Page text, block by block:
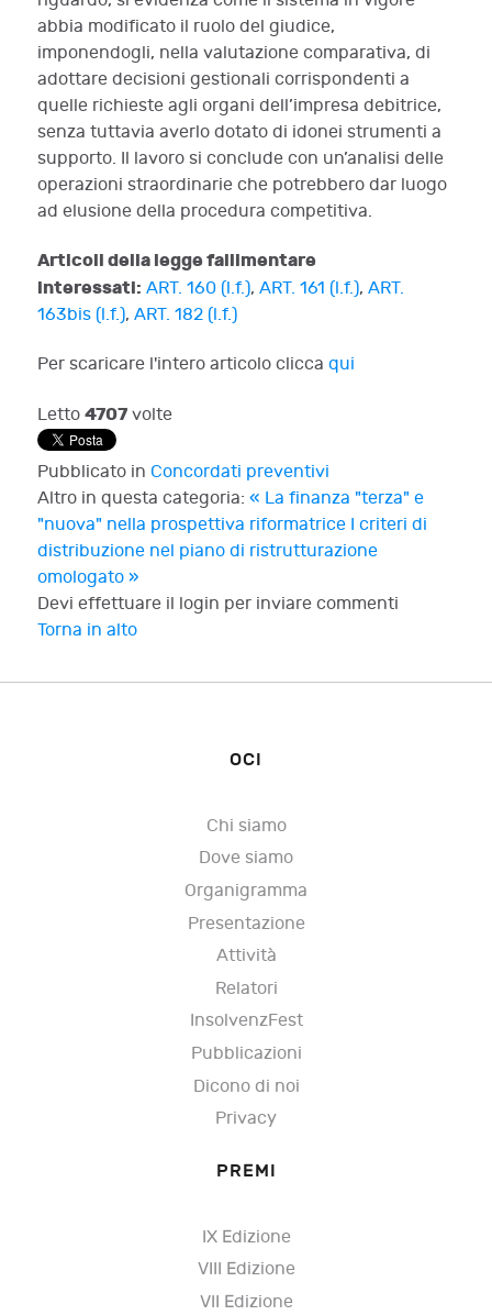
abbia modificato il ruolo del giudice,
imponendogli, nella valutazione comparativa, di
adottare decisioni gestionali corrispondenti a
quelle richieste agli organi dell’impresa debitrice,
senza tuttavia averlo dotato di idonei strumenti a
supporto. Il lavoro si conclude con un’analisi delle
operazioni straordinarie che potrebbero dar luogo
ad elusione della procedura competitiva.
Articoli della legge fallimentare
interessati: ART. 160 (l.f.), ART. 161 (l.f.), ART.
163bis (l.f.), ART. 182 (l.f.)
Per scaricare l'intero articolo clicca qui
Letto 4707 volte
Pubblicato in Concordati preventivi
Altro in questa categoria: « La finanza "terza" e
"nuova" nella prospettiva riformatrice I criteri di
distribuzione nel piano di ristrutturazione
omologato »
Devi effettuare il login per inviare commenti
Torna in alto
OCI
Chi siamo
Dove siamo
Organigramma
Presentazione
Attività
Relatori
InsolvenzFest
Pubblicazioni
Dicono di noi
Privacy
PREMI
IX Edizione
VIII Edizione
VII Edizione